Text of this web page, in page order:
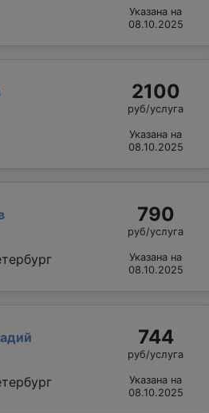
Указана на
08.10.2025
2100
руб/услуга
Указана на
08.10.2025
790
руб/услуга
Указана на
08.10.2025
744
руб/услуга
Указана на
08.10.2025